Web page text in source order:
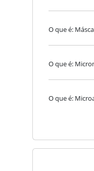
O que é:
O que é:
O que é: